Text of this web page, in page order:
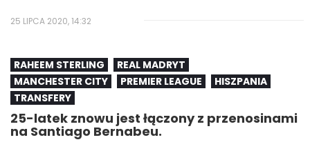
25 LIPCA 2020, 14:32
RAHEEM STERLING
REAL MADRYT
MANCHESTER CITY
PREMIER LEAGUE
HISZPANIA
TRANSFERY
25-latek znowu jest łączony z przenosinami
na Santiago Bernabeu.